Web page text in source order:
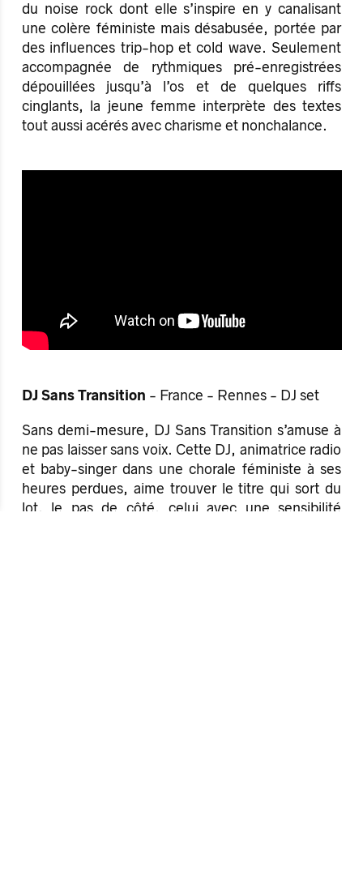
du noise rock dont elle s’inspire en y canalisant
une colère féministe mais désabusée, portée par
des influences trip-hop et cold wave. Seulement
accompagnée de rythmiques pré-enregistrées
dépouillées jusqu’à l’os et de quelques riffs
cinglants, la jeune femme interprète des textes
tout aussi acérés avec charisme et nonchalance.
DJ Sans Transition - France - Rennes - DJ set
Sans demi-mesure, DJ Sans Transition s’amuse à
ne pas laisser sans voix. Cette DJ, animatrice radio
et baby-singer dans une chorale féministe à ses
heures perdues, aime trouver le titre qui sort du
lot, le pas de côté, celui avec une sensibilité